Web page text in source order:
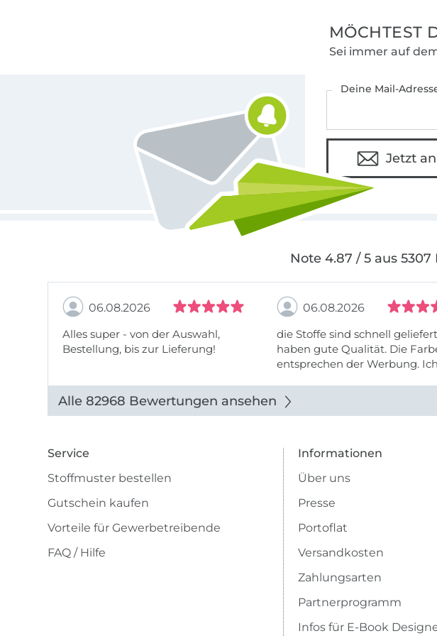
sind
&
gefällt!
Seit
MÖCHTEST
Sei immer auf
Deine Mail-
Jetzt
Note 4.87 / 5 aus
06.08.2026
Alles super - von der Auswahl,
Bestellung, bis zur Lieferung!
06.08.2026
die Stoffe sind schnell
haben gute Qualität. Die
entsprechen der Werbung. Ich
auch die Firma empfehlen.
Alle 82968 Bewertungen ansehen
Service
Stoffmuster bestellen
Gutschein kaufen
Vorteile für Gewerbetreibende
FAQ / Hilfe
Informationen
Über uns
Presse
Portoflat
Versandkosten
Zahlungsarten
Partnerprogramm
Infos für E-Book